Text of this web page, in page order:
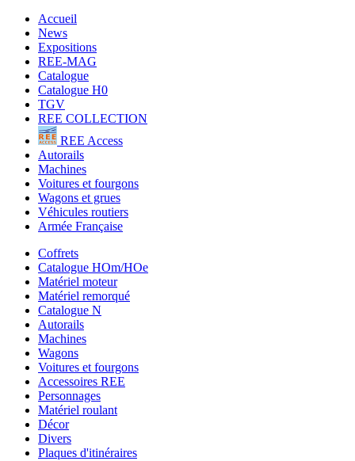
Accueil
News
Expositions
REE-MAG
Catalogue
Catalogue H0
TGV
REE COLLECTION
REE Access
Autorails
Machines
Voitures et fourgons
Wagons et grues
Véhicules routiers
Armée Française
Coffrets
Catalogue HOm/HOe
Matériel moteur
Matériel remorqué
Catalogue N
Autorails
Machines
Wagons
Voitures et fourgons
Accessoires REE
Personnages
Matériel roulant
Décor
Divers
Plaques d'itinéraires